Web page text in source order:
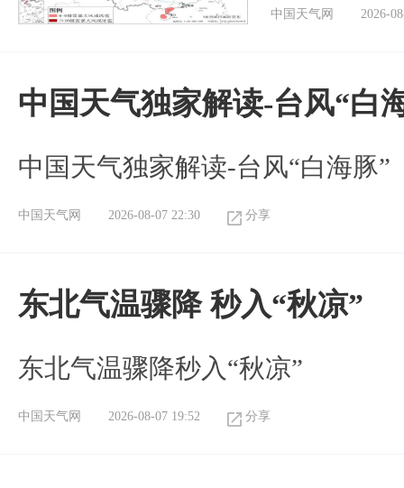
中国天气网 2026-
中国天气独家解读-台风“白
中国天气独家解读-台风“白海豚”
中国天气网 2026-08-07 22:30 分享
东北气温骤降 秒入“秋凉”
东北气温骤降秒入“秋凉”
中国天气网 2026-08-07 19:52 分享